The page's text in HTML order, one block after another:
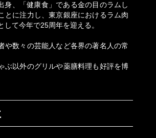
身、「健康食」である金の目のラムし
とに注力し、東京銀座におけるラム肉
して今年で25周年を迎える。
や数々の芸能人など各界の著名人の常
ぶ以外のグリルや薬膳料理も好評を博